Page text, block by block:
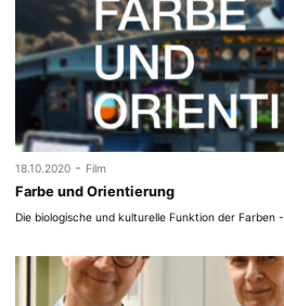
18.10.2020 - Film
Farbe und Orientierung
Die biologische und kulturelle Funktion der Farben